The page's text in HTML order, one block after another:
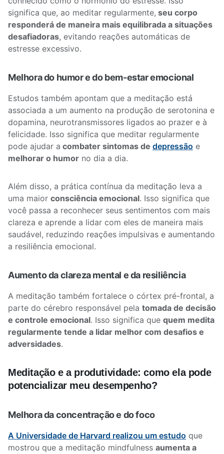
significa que, ao meditar regularmente, seu corpo
responderá de maneira mais equilibrada a situações
desafiadoras, evitando reações automáticas de
estresse excessivo.
Melhora do humor e do bem-estar emocional
Estudos também apontam que a meditação está
associada a um aumento na produção de serotonina e
dopamina, neurotransmissores ligados ao prazer e à
felicidade. Isso significa que meditar regularmente
pode ajudar a combater sintomas de depressão e
melhorar o humor no dia a dia.
Além disso, a prática contínua da meditação leva a
uma maior consciência emocional. Isso significa que
você passa a reconhecer seus sentimentos com mais
clareza e aprende a lidar com eles de maneira mais
saudável, reduzindo reações impulsivas e aumentando
a resiliência emocional.
Aumento da clareza mental e da resiliência
A meditação também fortalece o córtex pré-frontal, a
parte do cérebro responsável pela tomada de decisão
e controle emocional. Isso significa que quem medita
regularmente tende a lidar melhor com desafios e
adversidades.
Meditação e a produtividade: como ela pode
potencializar meu desempenho?
Melhora da concentração e do foco
A Universidade de Harvard realizou um estudo que
mostrou que a meditação mindfulness aumenta a